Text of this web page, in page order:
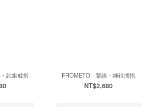
純銀戒指 FROMETO｜縈繞・純銀戒指
NT$2,680